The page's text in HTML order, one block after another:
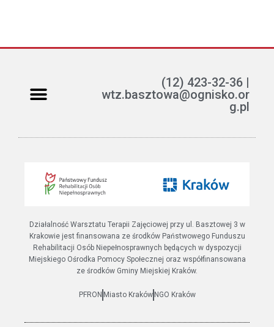
(12) 423-32-36 |
wtz.basztowa@ognisko.or
g.pl
Działalność Warsztatu Terapii Zajęciowej przy ul. Basztowej 3 w
Krakowie jest finansowana ze środków Państwowego Funduszu
Rehabilitacji Osób Niepełnosprawnych będących w dyspozycji
Miejskiego Ośrodka Pomocy Społecznej oraz współfinansowana
ze środków Gminy Miejskiej Kraków.
PFRON Miasto Kraków NGO Kraków